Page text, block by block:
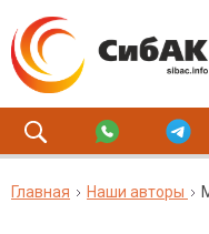
Главная Наши авторы